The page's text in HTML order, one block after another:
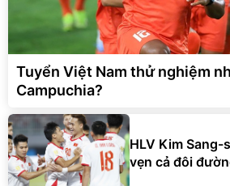
Tuyển Việt Nam thử nghiệm
Campuchia?
HLV Kim
vẹn cả đôi